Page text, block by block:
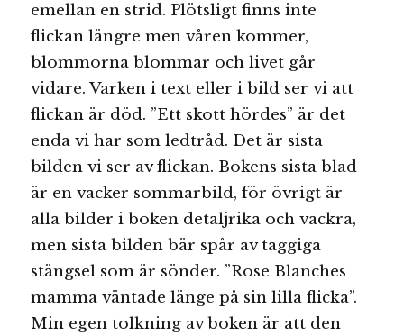
emellan en strid. Plötsligt finns inte
flickan längre men våren kommer,
blommorna blommar och livet går
vidare. Varken i text eller i bild ser vi att
flickan är död. ”Ett skott hördes” är det
enda vi har som ledtråd. Det är sista
bilden vi ser av flickan. Bokens sista blad
är en vacker sommarbild, för övrigt är
alla bilder i boken detaljrika och vackra,
men sista bilden bär spår av taggiga
stängsel som är sönder. ”Rose Blanches
mamma väntade länge på sin lilla flicka”.
Min egen tolkning av boken är att den